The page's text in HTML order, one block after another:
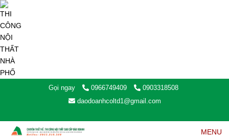
Gọi ngay 0966749409
0903318508
daodoanhcoltd1@gmail.com
MENU